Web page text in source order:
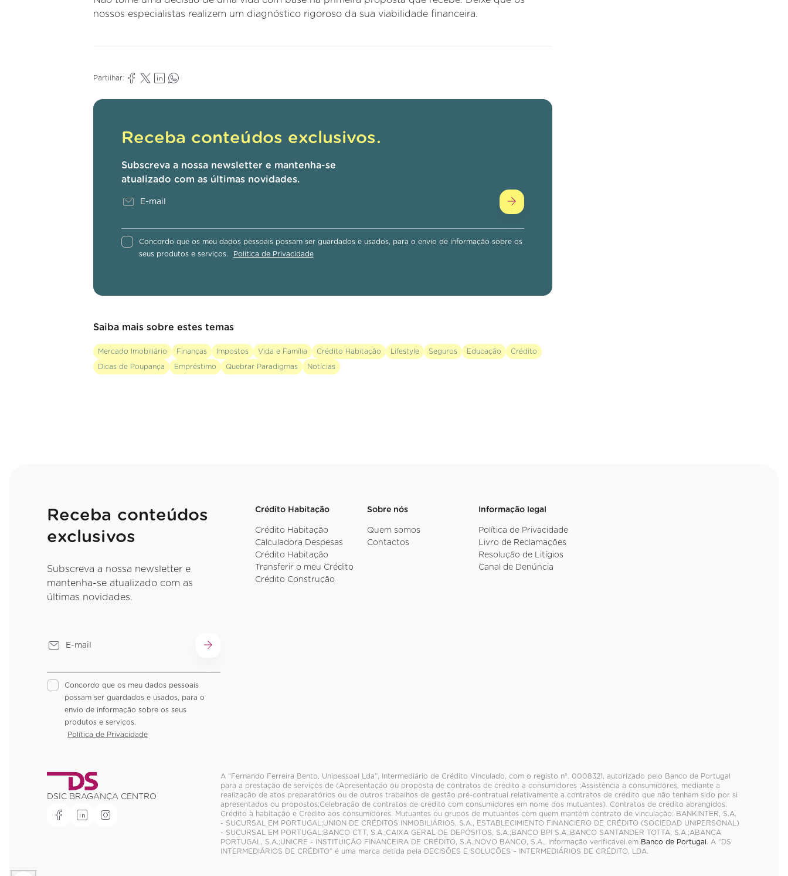
nossos especialistas realizem um diagnóstico rigoroso da sua viabilidade financeira.
Partilhar:
Receba conteúdos exclusivos.
Subscreva a nossa newsletter e mantenha-se
atualizado com as últimas novidades.
Concordo que os meu dados pessoais possam ser guardados e usados, para o envio de informação sobre os
seus produtos e serviços.
Política de Privacidade
Saiba mais sobre estes temas
Mercado Imobiliário Finanças Impostos Vida e Família Crédito Habitação Lifestyle Seguros Educação Crédito
Dicas de Poupança Empréstimo Quebrar Paradigmas Notícias
Receba conteúdos
exclusivos
Subscreva a nossa newsletter e
mantenha-se atualizado com as
últimas novidades.
Concordo que os meu dados pessoais
possam ser guardados e usados, para o
envio de informação sobre os seus
produtos e serviços.
Política de Privacidade
Crédito Habitação
Crédito Habitação
Calculadora Despesas
Crédito Habitação
Transferir o meu Crédito
Crédito Construção
Sobre nós
Quem somos
Contactos
Informação legal
Política de Privacidade
Livro de Reclamações
Resolução de Litígios
Canal de Denúncia
DSIC BRAGANÇA CENTRO
A “Fernando Ferreira Bento, Unipessoal Lda”, Intermediário de Crédito Vinculado, com o registo nº. 0008321, autorizado pelo Banco de Portugal
para a prestação de serviços de (Apresentação ou proposta de contratos de crédito a consumidores ;Assistência a consumidores, mediante a
realização de atos preparatórios ou de outros trabalhos de gestão pré-contratual relativamente a contratos de crédito que não tenham sido por si
apresentados ou propostos;Celebração de contratos de crédito com consumidores em nome dos mutuantes). Contratos de crédito abrangidos:
Crédito à habitação e Crédito aos consumidores. Mutuantes ou grupos de mutuantes com quem mantém contrato de vinculação: BANKINTER, S.A.
- SUCURSAL EM PORTUGAL;UNION DE CRÉDITOS INMOBILIÁRIOS, S.A., ESTABLECIMIENTO FINANCIERO DE CRÉDITO (SOCIEDAD UNIPERSONAL)
- SUCURSAL EM PORTUGAL;BANCO CTT, S.A.;CAIXA GERAL DE DEPÓSITOS, S.A.;BANCO BPI S.A.;BANCO SANTANDER TOTTA, S.A.;ABANCA
PORTUGAL, S.A.;UNICRE - INSTITUIÇÃO FINANCEIRA DE CRÉDITO, S.A.;NOVO BANCO, S.A., informação verificável em Banco de Portugal. A “DS
INTERMEDIÁRIOS DE CRÉDITO” é uma marca detida pela DECISÕES E SOLUÇÕES – INTERMEDIÁRIOS DE CRÉDITO, LDA.